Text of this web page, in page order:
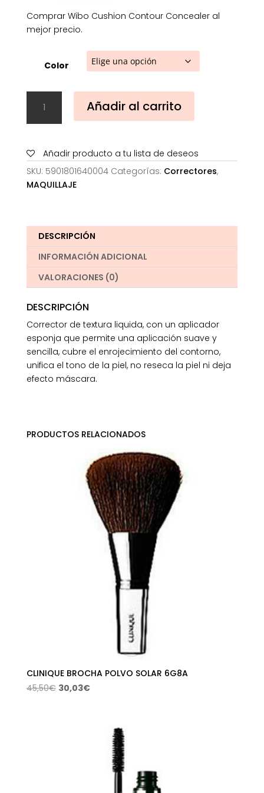
Comprar Wibo Cushion Contour Concealer al
mejor precio.
Color
Cushion
Contour
cantidad
Añadir al carrito
Añadir producto a tu lista de deseos
SKU: 5901801640004 Categorías: Correctores,
MAQUILLAJE
DESCRIPCIÓN
INFORMACIÓN ADICIONAL
VALORACIONES (0)
DESCRIPCIÓN
Corrector de textura liquida, con un aplicador
esponja que permite una aplicación suave y
sencilla, cubre el enrojecimiento del contorno,
unifica el tono de la piel, no reseca la piel ni deja
efecto máscara.
PRODUCTOS RELACIONADOS
CLINIQUE BROCHA POLVO SOLAR 6G8A
45,50€ El
30,03€El
30,03€.